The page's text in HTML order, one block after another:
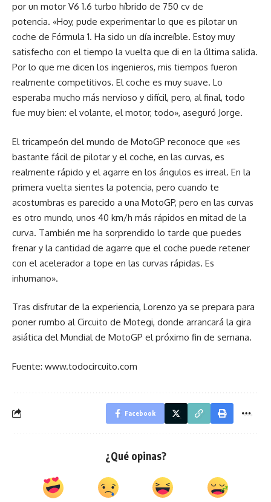
por un motor V6 1.6 turbo híbrido de 750 cv de
potencia. «Hoy, pude experimentar lo que es pilotar un
coche de Fórmula 1. Ha sido un día increíble. Estoy muy
satisfecho con el tiempo la vuelta que di en la última salida.
Por lo que me dicen los ingenieros, mis tiempos fueron
realmente competitivos. El coche es muy suave. Lo
esperaba mucho más nervioso y difícil, pero, al final, todo
fue muy bien: el volante, el motor, todo», aseguró Jorge.
El tricampeón del mundo de MotoGP reconoce que «es
bastante fácil de pilotar y el coche, en las curvas, es
realmente rápido y el agarre en los ángulos es irreal. En la
primera vuelta sientes la potencia, pero cuando te
acostumbras es parecido a una MotoGP, pero en las curvas
es otro mundo, unos 40 km/h más rápidos en mitad de la
curva. También me ha sorprendido lo tarde que puedes
frenar y la cantidad de agarre que el coche puede retener
con el acelerador a tope en las curvas rápidas. Es
inhumano».
Tras disfrutar de la experiencia, Lorenzo ya se prepara para
poner rumbo al Circuito de Motegi, donde arrancará la gira
asiática del Mundial de MotoGP el próximo fin de semana.
Fuente: www.todocircuito.com
Facebook
¿Qué opinas?